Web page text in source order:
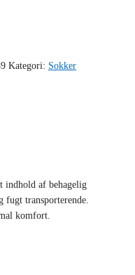
Kategori: Sokker
indhold af behagelig
fugt transporterende.
komfort.